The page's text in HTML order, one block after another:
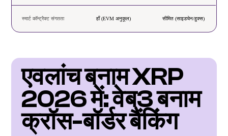
स्मार्ट कॉन्ट्रैक्ट संगतता हाँ (EVM अनुकूल) सीमित (साइडचेन/हुक्स)
एवलांच बनाम XRP
2026 में: वेब3 बनाम
क्रॉस-बॉर्डर बैंकिंग